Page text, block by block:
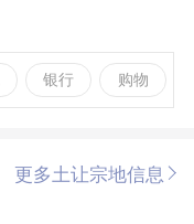
银行 购物
更多土让宗地信息